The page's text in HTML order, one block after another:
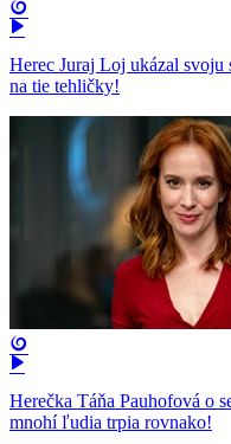
Herec Juraj Loj ukázal svoju
na tie tehličky!
Herečka Táňa Pauhofová o
mnohí ľudia trpia rovnako!